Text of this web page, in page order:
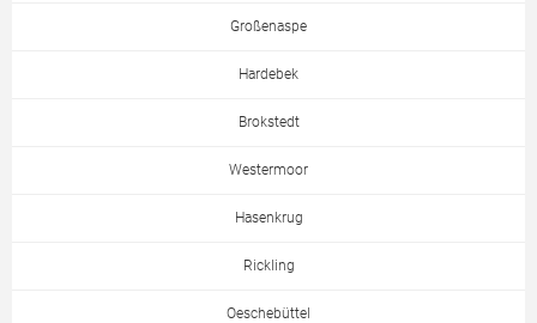
Großenaspe
Hardebek
Brokstedt
Westermoor
Hasenkrug
Rickling
Oeschebüttel